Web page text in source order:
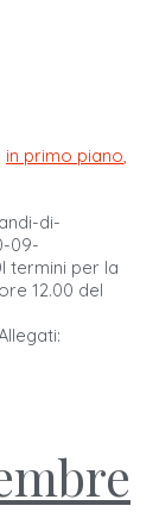
in primo piano,
di-
09-
termini per la
12.00 del